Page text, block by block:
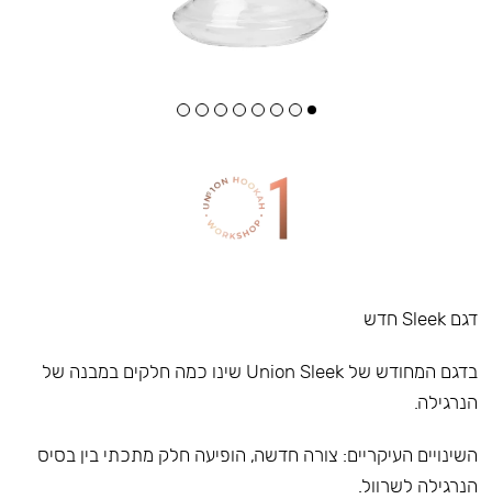
דגם Sleek חדש
בדגם המחודש של Union Sleek שינו כמה חלקים במבנה של
הנרגילה.
השינויים העיקריים: צורה חדשה, הופיעה חלק מתכתי בין בסיס
הנרגילה לשרוול.